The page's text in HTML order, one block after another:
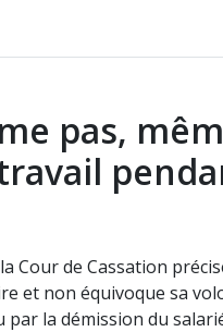
pas,
Cour de Cassation
et non équivoque sa
la démission du